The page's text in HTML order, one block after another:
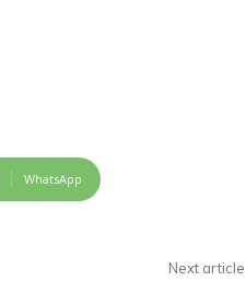
WhatsApp
Next article